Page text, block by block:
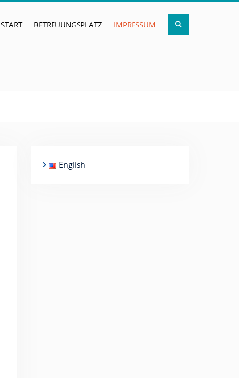
START BETREUUNGSPLATZ IMPRESSUM
English